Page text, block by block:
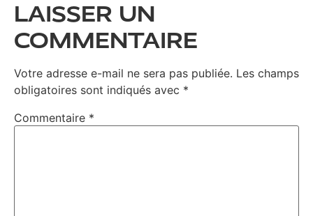
LAISSER UN
COMMENTAIRE
Votre adresse e-mail ne sera pas publiée. Les champs
obligatoires sont indiqués avec *
Commentaire *